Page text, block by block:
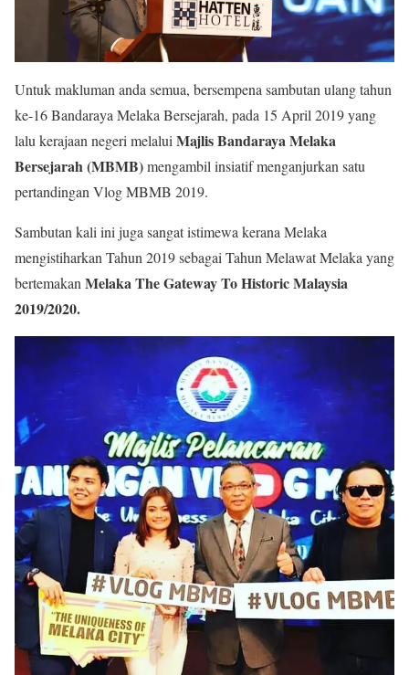
Untuk makluman anda semua, bersempena sambutan ulang tahun
ke-16 Bandaraya Melaka Bersejarah, pada 15 April 2019 yang
lalu kerajaan negeri melaluiMajlis Bandaraya Melaka
Bersejarah (MBMB)mengambil insiatif menganjurkan satu
pertandingan Vlog MBMB 2019.
Sambutan kali ini juga sangat istimewa kerana Melaka
mengistiharkan Tahun 2019 sebagai Tahun Melawat Melaka yang
bertemakanMelaka The Gateway To Historic Malaysia
2019/2020.